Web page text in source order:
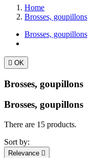
Home
Brosses, goupillons
Brosses, goupillons
 OK
Brosses, goupillons
Brosses, goupillons
There are 15 products.
Sort by:
Relevance 